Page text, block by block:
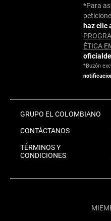
*Para
haz clic
ÉTICA
*Buzón
GRUPO EL COLOMBIANO
CONTÁCTANOS
TÉRMINOS Y
CONDICIONES